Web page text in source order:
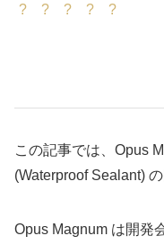
? ? ? ? ?
この記事では、Opus
(Waterproof Sealant)
Opus Magnum は開発